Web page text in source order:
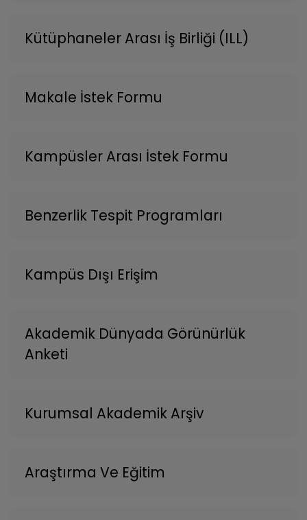
Kütüphaneler Arası İş Birliği (ILL)
Makale İstek Formu
Kampüsler Arası İstek Formu
Benzerlik Tespit Programları
Kampüs Dışı Erişim
Akademik Dünyada Görünürlük
Anketi
Kurumsal Akademik Arşiv
Araştırma Ve Eğitim